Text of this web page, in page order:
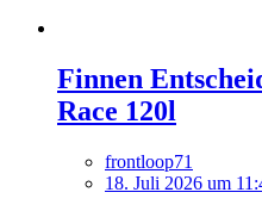
Finnen
Race 120l
frontloop71
18. Juli 2026 um